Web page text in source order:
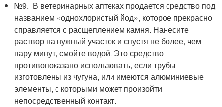
№9. В ветеринарных аптеках продается средство под
названием «однохлористый йод», которое прекрасно
справляется с расщеплением камня. Нанесите
раствор на нужный участок и спустя не более, чем
пару минут, смойте водой. Это средство
противопоказано использовать, если трубы
изготовлены из чугуна, или имеются алюминиевые
элементы, с которыми может произойти
непосредственный контакт.